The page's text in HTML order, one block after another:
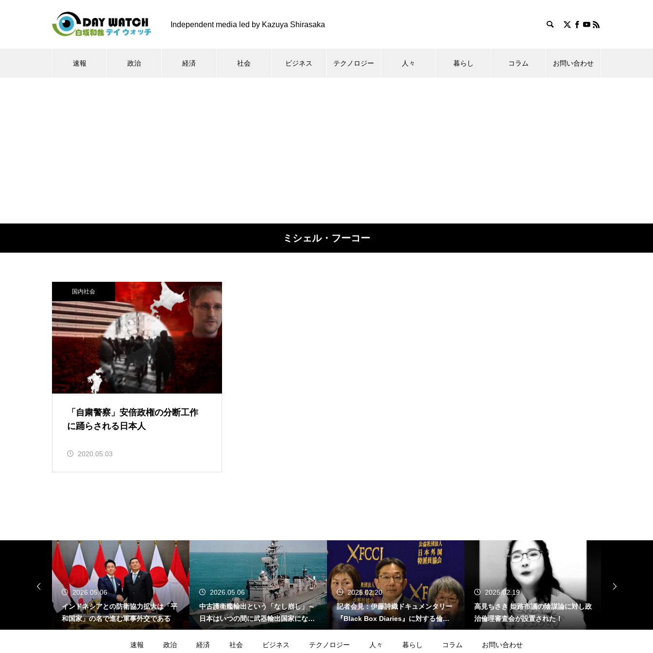
Independent media led by Kazuya Shirasaka
速報 政治 経済 社会 ビジネス テクノロジー 人々 暮らし コラム お問い合わせ
ミシェル・フーコー
国内社会
「自粛警察」安倍政権の分断工作
に踊らされる日本人
2020.05.03
2026.05.06
インドネシアとの防衛協力拡大は「平
和国家」の名で進む軍事外交である
2026.05.06
中古護衛艦輸出という「なし崩し」～
日本はいつの間に武器輸出国家になっ
たのか～
2025.02.20
記者会見：伊藤詩織ドキュメンタリー
『Black Box Diaries』に対する倫理
的懸念
2025.02.19
高見ちさき 姫路市議の陰謀論に対し政
治倫理審査会が設置された！
が･･･
速報
政治 経済 社会 ビジネス テクノロジー 人々 暮らし コラム お問い合わせ